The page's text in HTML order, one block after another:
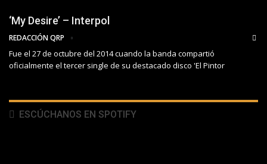
‘My Desire’ – Interpol
REDACCIÓN QRP
Fue el 27 de octubre del 2014 cuando la banda compartió
oficialmente el tercer single de su destacado disco 'El Pintor
ESCÚCHANOS EN SPOTIFY